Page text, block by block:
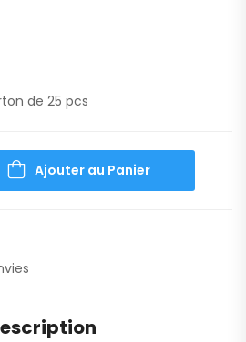
de 25 pcs
Ajouter au Panier